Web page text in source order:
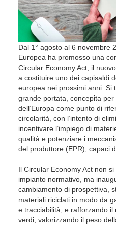
Dal 1° agosto al 6 novembre
Europea ha promosso una
Circular Economy Act, il
a costituire uno dei capisaldi
europea nei prossimi anni. Si
grande portata, concepita
dell’Europa come punto di
circolarità, con l’intento di
incentivare l’impiego di
qualità e potenziare i
del produttore (EPR), capaci
Il Circular Economy Act non
impianto normativo, ma
cambiamento di prospettiva,
materiali riciclati in modo da
e tracciabilità, e rafforzando
verdi, valorizzando il peso